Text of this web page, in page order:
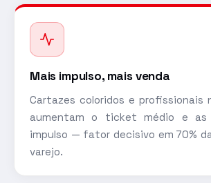
Mais impulso, mais venda
Cartazes coloridos e profissionais
aumentam o ticket médio e as
impulso — fator decisivo em 70%
varejo.